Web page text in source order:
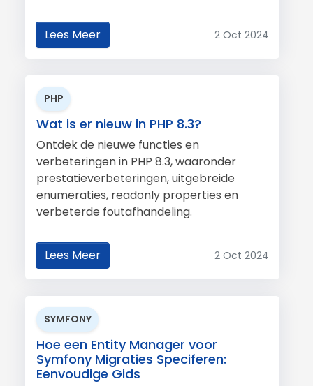
Lees Meer 2 Oct 2024
PHP
Wat is er nieuw in PHP 8.3?
Ontdek de nieuwe functies en
verbeteringen in PHP 8.3, waaronder
prestatieverbeteringen, uitgebreide
enumeraties, readonly properties en
verbeterde foutafhandeling.
Lees Meer 2 Oct 2024
SYMFONY
Hoe een Entity Manager voor
Symfony Migraties Speciferen:
Eenvoudige Gids